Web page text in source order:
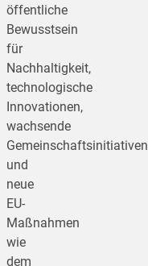
öffentliche
Bewusstsein
für
Nachhaltigkeit,
technologische
Innovationen,
wachsende
Gemeinschaftsinitiativen
und
neue
EU-
Maßnahmen
wie
dem